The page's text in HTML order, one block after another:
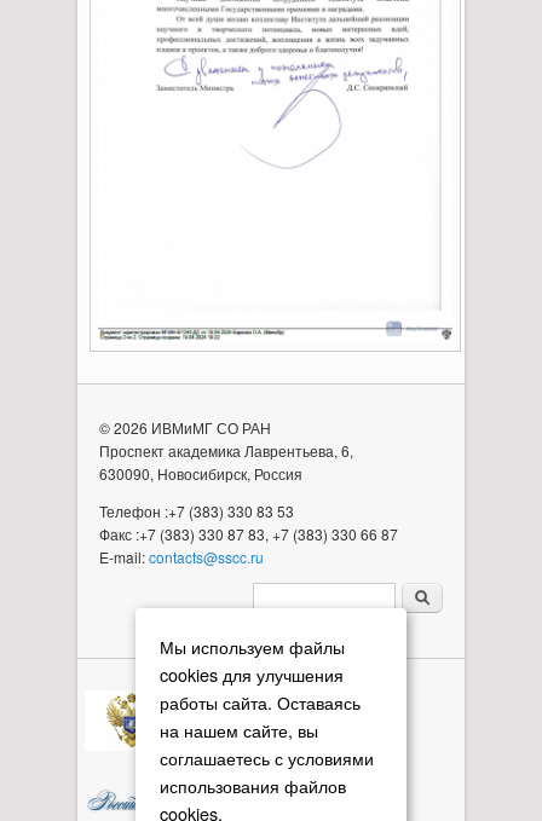
Мы используем файлы
cookies для улучшения
работы сайта. Оставаясь
на нашем сайте, вы
соглашаетесь с условиями
использования файлов
cookies.
© 2026 ИВМиМГ СО РАН
Проспект академика Лаврентьева, 6,
630090, Новосибирск, Россия
Телефон :+7 (383) 330 83 53
Факс :+7 (383) 330 87 83, +7 (383) 330 66 87
E-mail:contacts@sscc.ru
Форма поиска